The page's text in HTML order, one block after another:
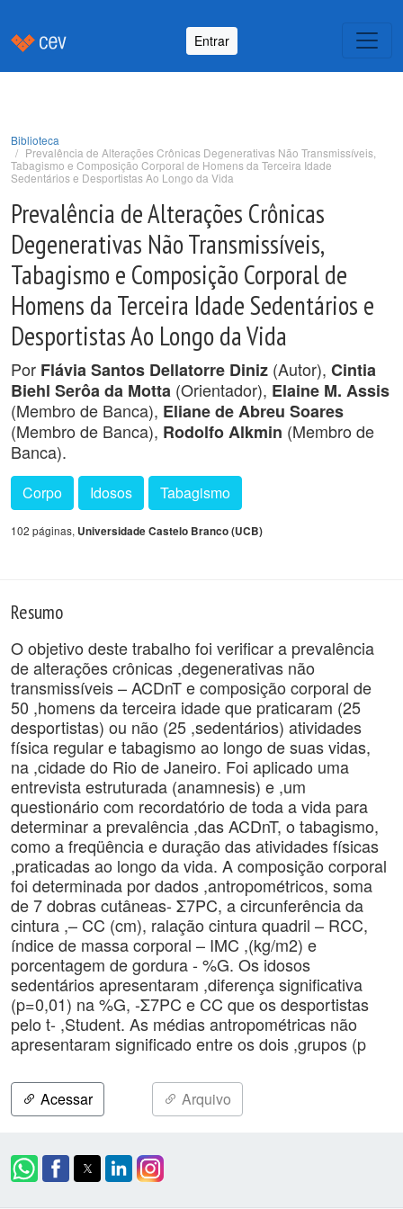
Entrar
Biblioteca
Prevalência de Alterações Crônicas Degenerativas Não Transmissíveis,
Tabagismo e Composição Corporal de Homens da Terceira Idade
Sedentários e Desportistas Ao Longo da Vida
Prevalência de Alterações Crônicas
Degenerativas Não Transmissíveis,
Tabagismo e Composição Corporal de
Homens da Terceira Idade Sedentários e
Desportistas Ao Longo da Vida
Por Flávia Santos Dellatorre Diniz (Autor), Cintia
Biehl Serôa da Motta (Orientador), Elaine M. Assis
(Membro de Banca), Eliane de Abreu Soares
(Membro de Banca), Rodolfo Alkmin (Membro de
Banca).
Corpo Idosos Tabagismo
102 páginas, Universidade Castelo Branco (UCB)
Resumo
O objetivo deste trabalho foi verificar a prevalência
de alterações crônicas ,degenerativas não
transmissíveis – ACDnT e composição corporal de
50 ,homens da terceira idade que praticaram (25
desportistas) ou não (25 ,sedentários) atividades
física regular e tabagismo ao longo de suas vidas,
na ,cidade do Rio de Janeiro. Foi aplicado uma
entrevista estruturada (anamnesis) e ,um
questionário com recordatório de toda a vida para
determinar a prevalência ,das ACDnT, o tabagismo,
como a freqüência e duração das atividades físicas
,praticadas ao longo da vida. A composição corporal
foi determinada por dados ,antropométricos, soma
de 7 dobras cutâneas- Σ7PC, a circunferência da
cintura ,– CC (cm), ralação cintura quadril – RCC,
índice de massa corporal – IMC ,(kg/m2) e
porcentagem de gordura - %G. Os idosos
sedentários apresentaram ,diferença significativa
(p=0,01) na %G, -Σ7PC e CC que os desportistas
pelo t- ,Student. As médias antropométricas não
apresentaram significado entre os dois ,grupos (p
Acessar Arquivo